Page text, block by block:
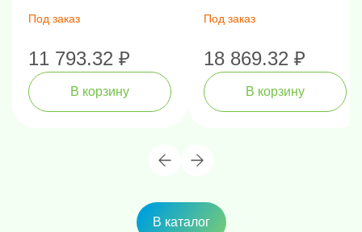
вкладышами
Под заказ
11 793.32 ₽
В корзину
вкладышами
Под заказ
18 869.32 ₽
В корзину
В каталог